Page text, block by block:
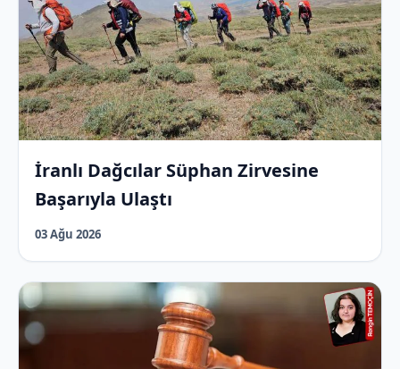
İranlı Dağcılar Süphan Zirvesine
Başarıyla Ulaştı
03 Ağu 2026